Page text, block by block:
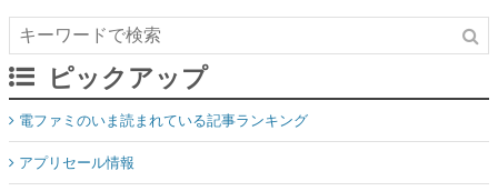
ピックアップ
電ファミのいま読まれている記事ランキング
アプリセール情報